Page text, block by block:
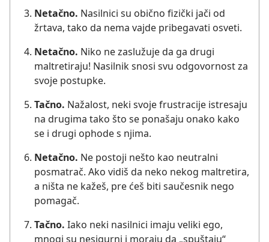
Netačno. Nasilnici su obično fizički jači od
žrtava, tako da nema vajde pribegavati osveti.
Netačno. Niko ne zaslužuje da ga drugi
maltretiraju! Nasilnik snosi svu odgovornost za
svoje postupke.
Tačno. Nažalost, neki svoje frustracije istresaju
na drugima tako što se ponašaju onako kako
se i drugi ophode s njima.
Netačno. Ne postoji nešto kao neutralni
posmatrač. Ako vidiš da neko nekog maltretira,
a ništa ne kažeš, pre ćeš biti saučesnik nego
pomagač.
Tačno. Iako neki nasilnici imaju veliki ego,
mnogi su nesigurni i moraju da „spuštaju“